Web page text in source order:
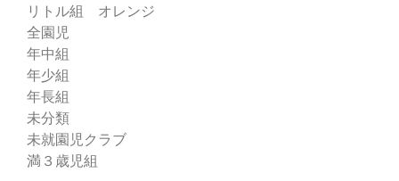
リトル組 オレンジ
全園児
年中組
年少組
年長組
未分類
未就園児クラブ
満３歳児組